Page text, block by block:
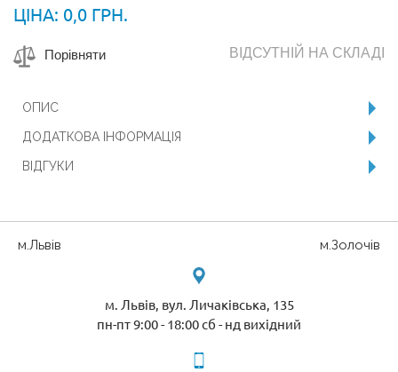
ЦІНА: 0,0 ГРН.
Порівняти ВІДСУТНІЙ НА СКЛАДІ
ОПИС
ДОДАТКОВА ІНФОРМАЦІЯ
ВІДГУКИ
м.Львів м.Золочів
м. Львів, вул. Личаківська, 135
пн-пт 9:00 - 18:00 сб - нд вихідний